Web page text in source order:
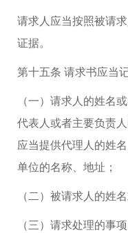
请求人应当按照被请
证据。
第十五条 请求书应当
（一）请求人的姓名
代表人或者主要负责
应当提供代理人的姓
单位的名称、地址；
（二）被请求人的姓
（三）请求处理的事